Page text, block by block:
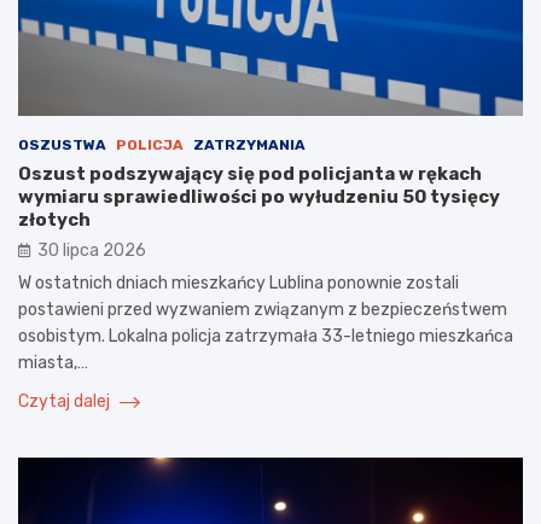
OSZUSTWA POLICJA ZATRZYMANIA
Oszust podszywający się pod policjanta w rękach
wymiaru sprawiedliwości po wyłudzeniu 50 tysięcy
złotych
30 lipca 2026
W ostatnich dniach mieszkańcy Lublina ponownie zostali
postawieni przed wyzwaniem związanym z bezpieczeństwem
osobistym. Lokalna policja zatrzymała 33-letniego mieszkańca
miasta,…
Czytaj dalej